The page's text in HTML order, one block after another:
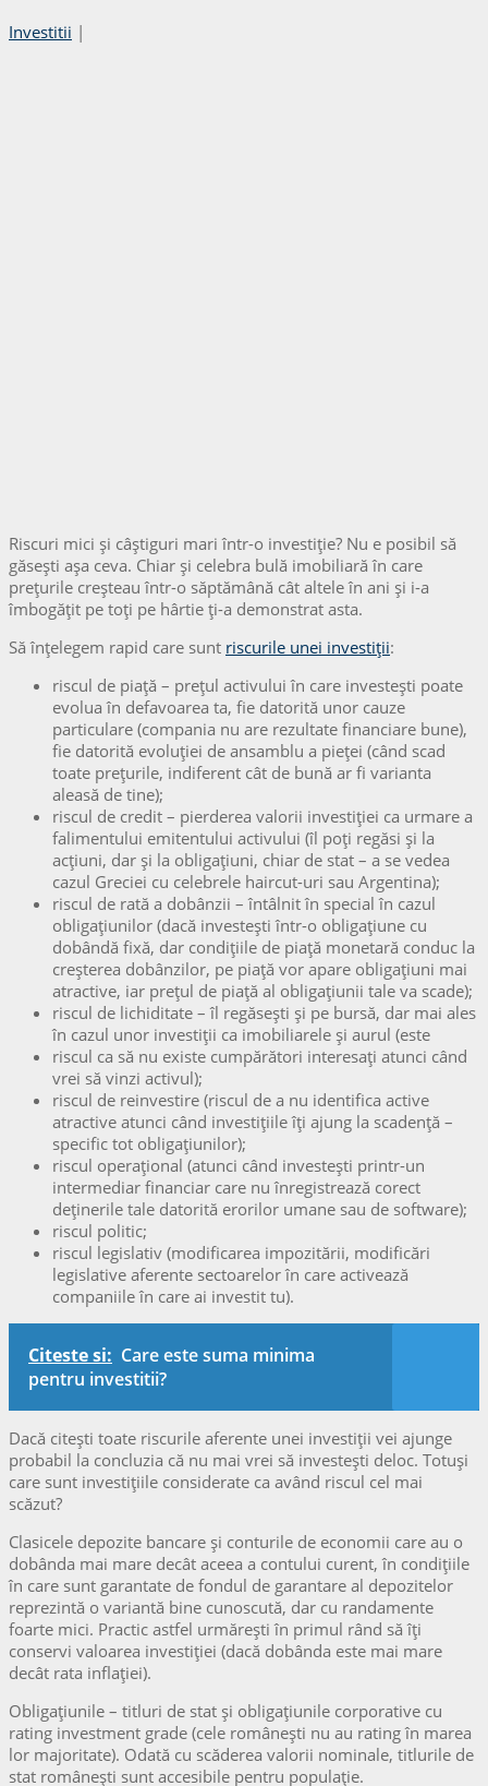
Investitii |
Riscuri mici și câștiguri mari într-o investiție? Nu e posibil să
găsești așa ceva. Chiar și celebra bulă imobiliară în care
prețurile creșteau într-o săptămână cât altele în ani și i-a
îmbogățit pe toți pe hârtie ți-a demonstrat asta.
Să înțelegem rapid care sunt riscurile unei investiții:
riscul de piață – prețul activului în care investești poate
evolua în defavoarea ta, fie datorită unor cauze
particulare (compania nu are rezultate financiare bune),
fie datorită evoluției de ansamblu a pieței (când scad
toate prețurile, indiferent cât de bună ar fi varianta
aleasă de tine);
riscul de credit – pierderea valorii investiției ca urmare a
falimentului emitentului activului (îl poți regăsi și la
acțiuni, dar și la obligațiuni, chiar de stat – a se vedea
cazul Greciei cu celebrele haircut-uri sau Argentina);
riscul de rată a dobânzii – întâlnit în special în cazul
obligațiunilor (dacă investești într-o obligațiune cu
dobândă fixă, dar condițiile de piață monetară conduc la
creșterea dobânzilor, pe piață vor apare obligațiuni mai
atractive, iar prețul de piață al obligațiunii tale va scade);
riscul de lichiditate – îl regăsești și pe bursă, dar mai ales
în cazul unor investiții ca imobiliarele și aurul (este
riscul ca să nu existe cumpărători interesați atunci când
vrei să vinzi activul);
riscul de reinvestire (riscul de a nu identifica active
atractive atunci când investițiile îți ajung la scadență –
specific tot obligațiunilor);
riscul operațional (atunci când investești printr-un
intermediar financiar care nu înregistrează corect
deținerile tale datorită erorilor umane sau de software);
riscul politic;
riscul legislativ (modificarea impozitării, modificări
legislative aferente sectoarelor în care activează
companiile în care ai investit tu).
Citeste si: Care este suma minima
pentru investitii?
Dacă citești toate riscurile aferente unei investiții vei ajunge
probabil la concluzia că nu mai vrei să investești deloc. Totuși
care sunt investițiile considerate ca având riscul cel mai
scăzut?
Clasicele depozite bancare și conturile de economii care au o
dobânda mai mare decât aceea a contului curent, în condițiile
în care sunt garantate de fondul de garantare al depozitelor
reprezintă o variantă bine cunoscută, dar cu randamente
foarte mici. Practic astfel urmărești în primul rând să îți
conservi valoarea investiției (dacă dobânda este mai mare
decât rata inflației).
Obligațiunile – titluri de stat și obligațiunile corporative cu
rating investment grade (cele românești nu au rating în marea
lor majoritate). Odată cu scăderea valorii nominale, titlurile de
stat românești sunt accesibile pentru populație.